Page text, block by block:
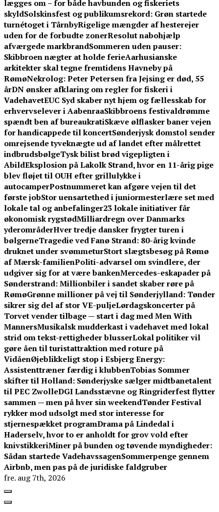
lægges om – for både havbunden og fiskeriets
skyldSolskinsfest og publikumsrekord: Grøn startede
turnétoget i TårnbyRigelige mængder af hesterejer
uden for de forbudte zonerResolut nabohjælp
afværgede markbrandSommeren uden pauser:
Skibbroen nægter at holde ferieAarhusianske
arkitekter skal tegne fremtidens Havneby på
RømøNekrolog: Peter Petersen fra Jejsing er død, 55
årDN ønsker afklaring om regler for fiskeri i
VadehavetEUC Syd skaber nyt hjem og fællesskab for
erhvervselever i AabenraaSkibbroens festivaldrømme
spændt ben af bureaukratiSkæve ølflasker baner vejen
for handicappede til koncertSønderjysk domstol sender
omrejsende tyveknægte ud af landet efter målrettet
indbrudsbølgeTysk bilist brød vigepligten i
AbildEksplosion på Lakolk Strand, hvor en 11-årig pige
blev fløjet til OUH efter grillulykke i
autocamperPostnummeret kan afgøre vejen til det
første jobStor uensartethed i juniormesterlære set med
lokale tal og anbefalinger23 lokale initiativer får
økonomisk rygstødMilliardregn over Danmarks
yderområderHver tredje dansker frygter turen i
bølgerneTragedie ved Fanø Strand: 80-årig kvinde
druknet under svømmeturStort slægtsbesøg på Rømø
af Mærsk-familienPoliti-advarsel om svindlere, der
udgiver sig for at være bankenMercedes-eskapader på
Sønderstrand: Millionbiler i sandet skaber røre på
RømøGrønne millioner på vej til Sønderjylland: Tønder
sikrer sig del af stor VE-puljeLørdagskoncerter på
Torvet vender tilbage — start i dag med Men With
MannersMusikalsk mudderkast i vadehavet med lokal
strid om tekst-rettigheder blusserLokal politiker vil
gøre åen til turistattraktion med roture på
VidåenØjeblikkeligt stop i Esbjerg Energy:
Assistenttræner færdig i klubbenTobias Sommer
skifter til Holland: Sønderjyske sælger midtbanetalent
til PEC ZwolleDGI Landsstævne og Ringriderfest flytter
sammen — men på hver sin weekendTønder Festival
rykker mod udsolgt med stor interesse for
stjernespækket programDrama på Lindedal i
Haderselv, hvor to er anholdt for grov vold efter
knivstikkeriMiner på bunden og tøvende myndigheder:
Sådan startede VadehavssagenSommerpenge gennem
Airbnb, men pas på de juridiske faldgruber
fre. aug 7th, 2026